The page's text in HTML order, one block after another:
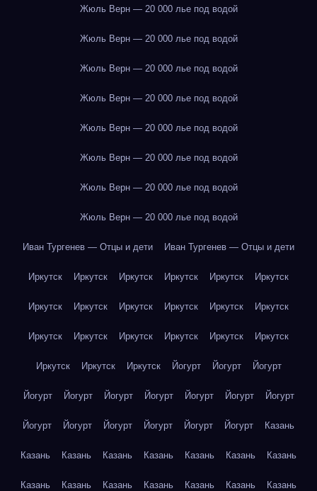
Жюль Верн — 20 000 лье под водой
Жюль Верн — 20 000 лье под водой
Жюль Верн — 20 000 лье под водой
Жюль Верн — 20 000 лье под водой
Жюль Верн — 20 000 лье под водой
Жюль Верн — 20 000 лье под водой
Жюль Верн — 20 000 лье под водой
Жюль Верн — 20 000 лье под водой
Иван Тургенев — Отцы и дети Иван Тургенев — Отцы и дети
Иркутск Иркутск Иркутск Иркутск Иркутск Иркутск
Иркутск Иркутск Иркутск Иркутск Иркутск Иркутск
Иркутск Иркутск Иркутск Иркутск Иркутск Иркутск
Иркутск Иркутск Иркутск Йогурт Йогурт Йогурт
Йогурт Йогурт Йогурт Йогурт Йогурт Йогурт Йогурт
Йогурт Йогурт Йогурт Йогурт Йогурт Йогурт Казань
Казань Казань Казань Казань Казань Казань Казань
Казань Казань Казань Казань Казань Казань Казань